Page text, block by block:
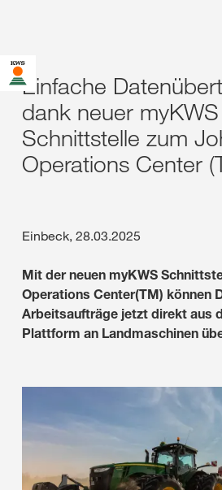
Einfache
dank neuer myKWS
Schnittstelle zum
Operations Center
Einbeck, 28.03.2025
Mit der neuen myKWS
Operations Center(TM) können
Arbeitsaufträge jetzt direkt aus
Plattform an Landmaschinen